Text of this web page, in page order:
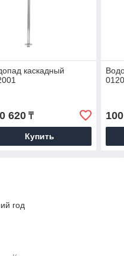
каскадный
620₸
Купить
год